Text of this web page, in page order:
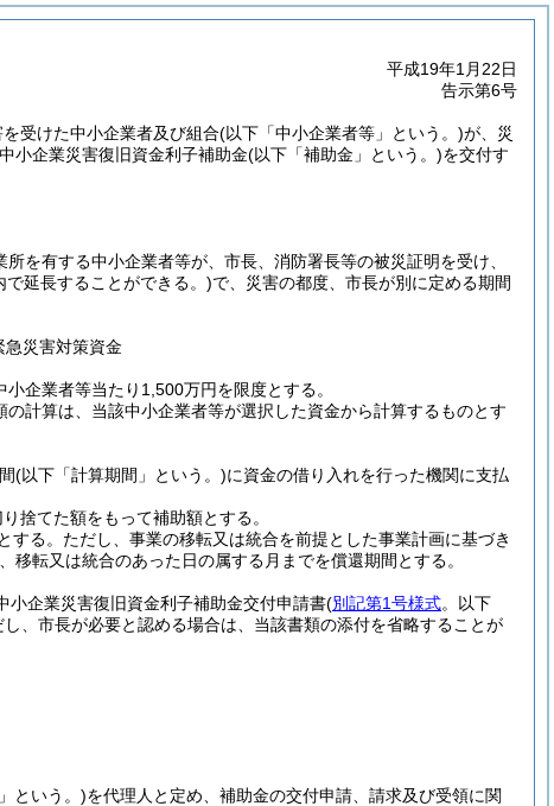
平成19年1月22日
告示第6号
受けた中小企業者及び組合(以下「中小企業者等」という。)が、災
小企業災害復旧資金利子補助金(以下「補助金」という。)を交付す
を有する中小企業者等が、市長、消防署長等の被災証明を受け、
延長することができる。)で、災害の都度、市長が別に定める期間
急災害対策資金
企業者等当たり1,500万円を限度とする。
計算は、当該中小企業者等が選択した資金から計算するものとす
(以下「計算期間」という。)に資金の借り入れを行った機関に支払
捨てた額をもって補助額とする。
する。 ただし、事業の移転又は統合を前提とした事業計画に基づき
転又は統合のあった日の属する月までを償還期間とする。
小企業災害復旧資金利子補助金交付申請書(別記第1号様式。以下
し、市長が必要と認める場合は、当該書類の添付を省略することが
という。)を代理人と定め、補助金の交付申請、請求及び受領に関